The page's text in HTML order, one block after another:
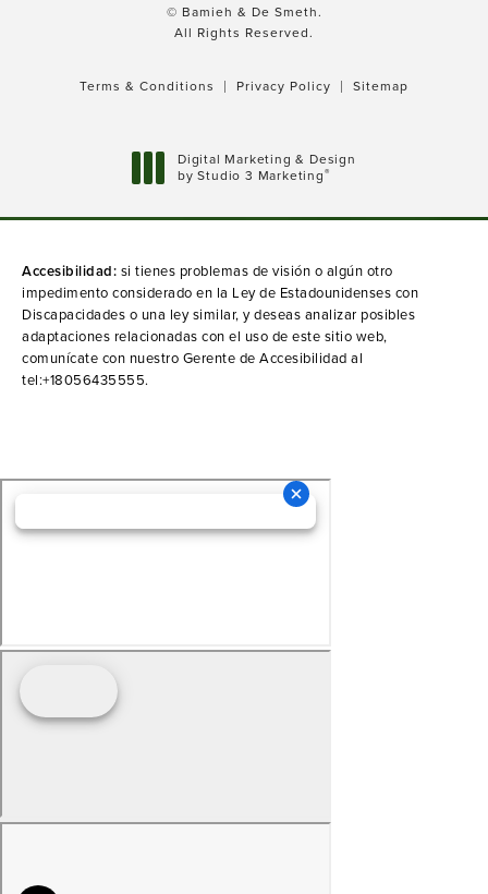
© Bamieh & De Smeth.
All Rights Reserved.
Terms & Conditions Privacy Policy Sitemap
Digital Marketing & Design
by Studio 3 Marketing®
Accesibilidad: si tienes problemas de visión o algún otro
impedimento considerado en la Ley de Estadounidenses con
Discapacidades o una ley similar, y deseas analizar posibles
adaptaciones relacionadas con el uso de este sitio web,
comunícate con nuestro Gerente de Accesibilidad al
tel:+18056435555.